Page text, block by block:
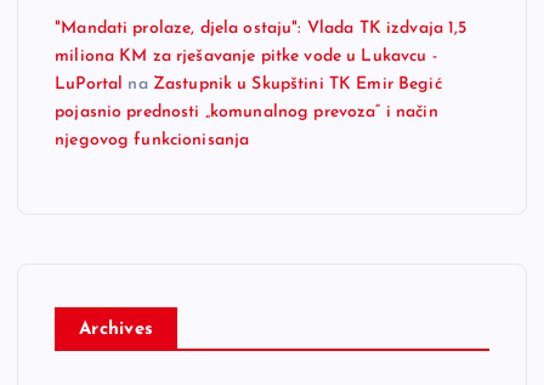
"Mandati prolaze, djela ostaju": Vlada TK izdvaja 1,5
miliona KM za rješavanje pitke vode u Lukavcu -
LuPortal na Zastupnik u Skupštini TK Emir Begić
pojasnio prednosti „komunalnog prevoza“ i način
njegovog funkcionisanja
Archives